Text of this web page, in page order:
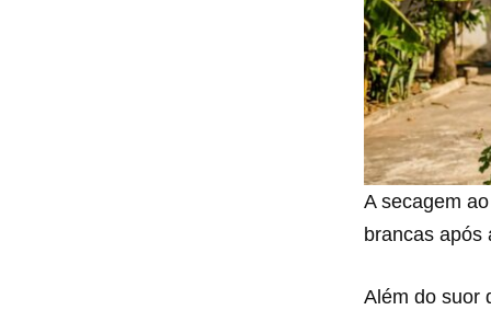
A secagem
brancas após
Além do suor